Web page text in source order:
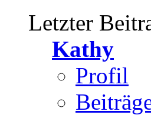
Letzter
Kathy
Profil